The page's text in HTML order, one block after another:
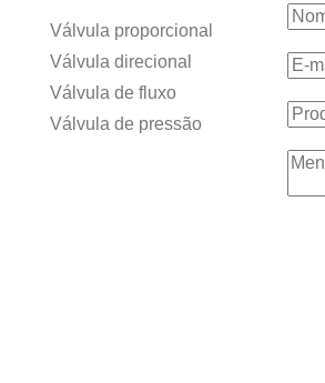
Válvula proporcional
Válvula direcional
Válvula de fluxo
Válvula de pressão